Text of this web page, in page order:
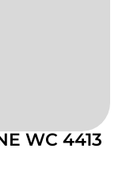
WC 4413